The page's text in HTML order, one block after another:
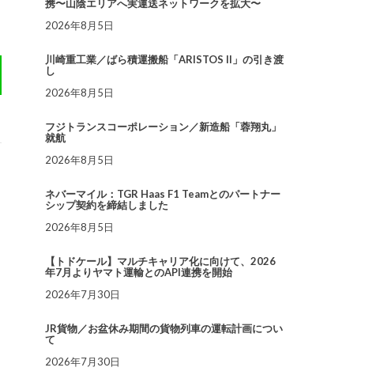
携〜山陰エリアへ実運送ネットワークを拡大〜
2026年8月5日
川崎重工業／ばら積運搬船「ARISTOS II」の引き渡
し
2026年8月5日
フジトランスコーポレーション／新造船「蓉翔丸」
就航
2026年8月5日
ネバーマイル：TGR Haas F1 Teamとのパートナー
シップ契約を締結しました
2026年8月5日
【トドケール】マルチキャリア化に向けて、2026
年7月よりヤマト運輸とのAPI連携を開始
2026年7月30日
JR貨物／お盆休み期間の貨物列車の運転計画につい
て
2026年7月30日